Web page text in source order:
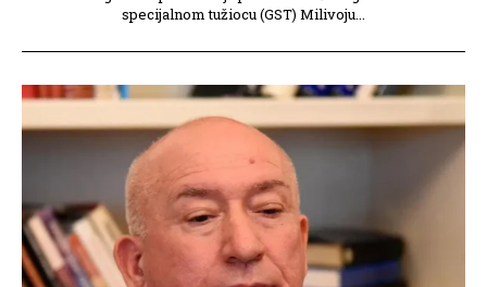
specijalnom tužiocu (GST) Milivoju...